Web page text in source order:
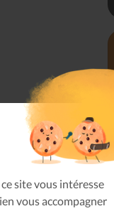
site vous intéresse
vous accompagner